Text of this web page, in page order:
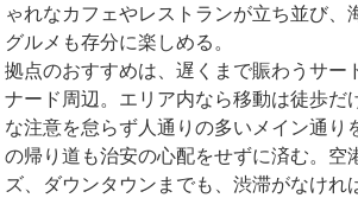
ゃれなカフェやレストランが立ち並び、
グルメも存分に楽しめる。
拠点のおすすめは、遅くまで賑わうサー
ナード周辺。エリア内なら移動は徒歩だ
な注意を怠らず人通りの多いメイン通り
の帰り道も治安の心配をせずに済む。空
ズ、ダウンタウンまでも、渋滞がなけ